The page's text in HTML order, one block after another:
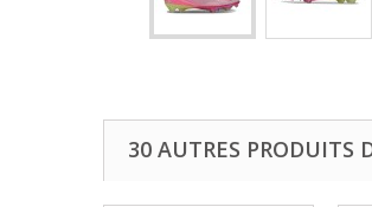
30 AUTRES PRODUITS